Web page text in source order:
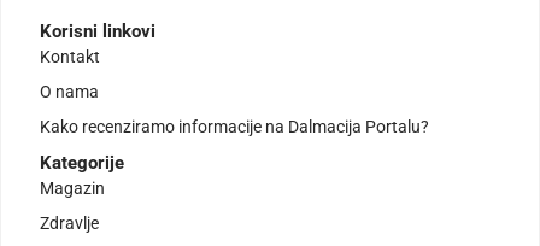
Korisni linkovi
Kontakt
O nama
Kako recenziramo informacije na Dalmacija Portalu?
Kategorije
Magazin
Zdravlje